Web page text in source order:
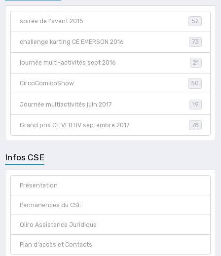
soirée de l'avent 2015 52
challenge karting CE EMERSON 2016 73
journée multi-activités sept 2016 21
CircoComicoShow 50
Journée multiactivités juin 2017 19
Grand prix CE VERTIV septembre 2017 78
Infos CSE
Présentation
Permanences du CSE
Qiiro Assistance Juridique
Plan d'accès et Contacts